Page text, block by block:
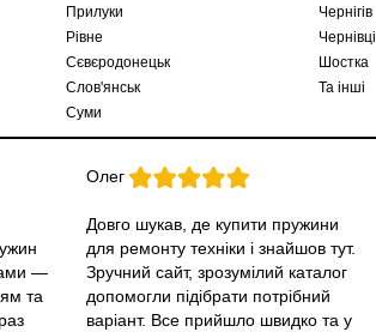
Прилуки
Рівне
Сєвєродонецьк
Слов'янськ
Суми
Чернігів
Чернівці
Шостка
Та інші
—
та
Олег
Довго шукав, де купити пружини
для ремонту техніки і знайшов тут.
Зручний сайт, зрозумілий каталог
допомогли підібрати потрібний
варіант. Все прийшло швидко та у